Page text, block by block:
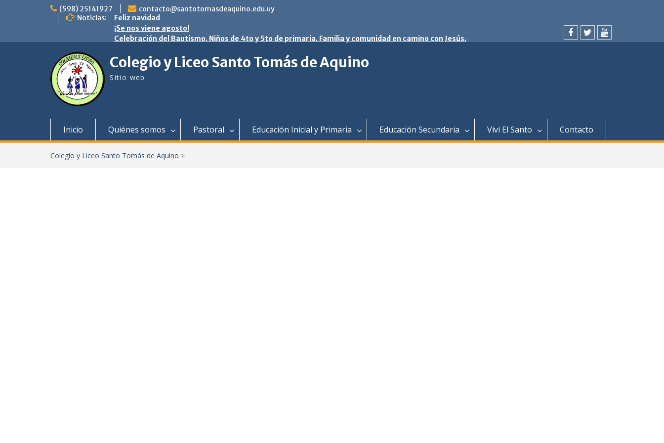
(598) 25141927
contacto@santotomasdeaquino.edu.uy
Noticias:
Feliz navidad
¡Se nos viene agosto!
Celebración del Bautismo. Niños de 4to y 5to de primaria. Familia y comunidad en camino con Jesús.
facebook
twitteryoutube
Colegio y Liceo Santo Tomás de Aquino
Sitio web
Inicio Quiénes somos Pastoral Educación Inicial y Primaria Educación Secundaria Viví El Santo Contacto
Colegio y Liceo Santo Tomás de Aquino >